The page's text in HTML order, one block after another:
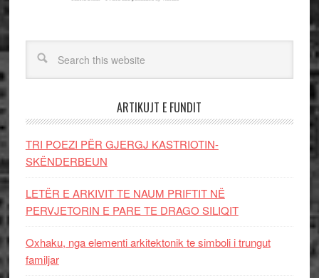
ARTIKUJT E FUNDIT
TRI POEZI PËR GJERGJ KASTRIOTIN-
SKËNDERBEUN
LETËR E ARKIVIT TE NAUM PRIFTIT NË
PERVJETORIN E PARE TE DRAGO SILIQIT
Oxhaku, nga elementi arkitektonik te simboli i trungut
familjar